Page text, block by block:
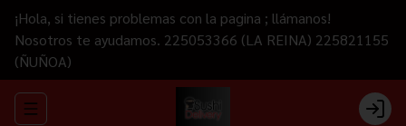
¡Hola, si tienes problemas con la pagina ; llámanos!
Nosotros te ayudamos. 225053366 (LA REINA) 225821155
(ÑUÑOA)
Abrir menu de navegación Login